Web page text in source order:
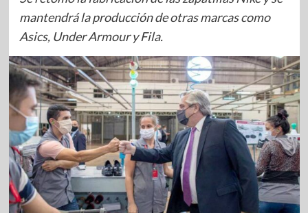
mantendrá la producción de otras marcas como
Asics, Under Armour y Fila.